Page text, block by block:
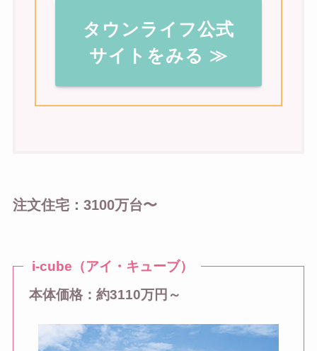
タウンライフ公式
サイトをみる ≫
注文住宅：3100万台〜
i-cube（アイ・キューブ）
本体価格：約3110万円～